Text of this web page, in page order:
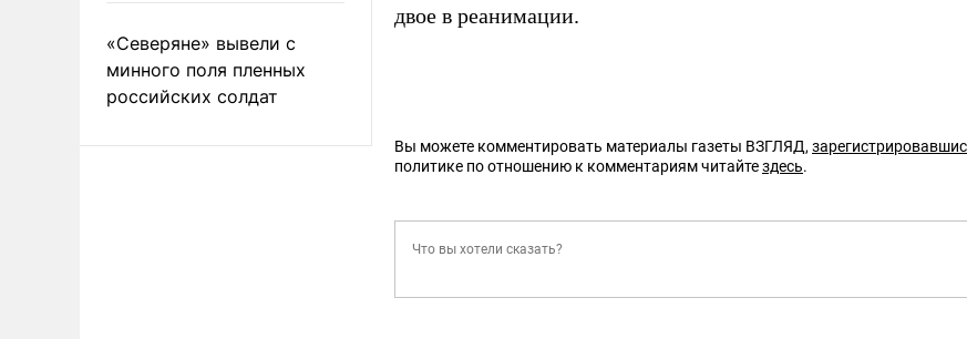
«Северяне» вывели с
минного поля пленных
российских солдат
двое в реанимации.
Вы можете комментировать материалы газеты ВЗГЛЯД,
политике по отношению к комментариям читайтездесь.